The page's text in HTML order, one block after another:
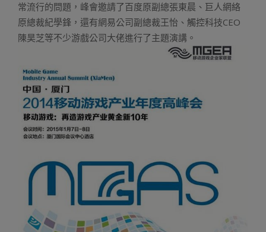
常流行的問題，峰會邀請了百度原副總張東晨、巨人網絡
原總裁紀學鋒，還有網易公司副總裁王怡、觸控科技CEO
陳昊芝等不少游戲公司大佬進行了主題演講。